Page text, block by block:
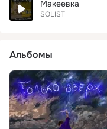
Макеевка
SOLIST
Альбомы